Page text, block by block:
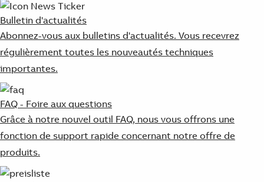
Bulletin d'actualités
Abonnez-vous aux bulletins d'actualités. Vous recevrez
régulièrement toutes les nouveautés techniques
importantes.
FAQ - Foire aux questions
Grâce à notre nouvel outil FAQ, nous vous offrons une
fonction de support rapide concernant notre offre de
produits.